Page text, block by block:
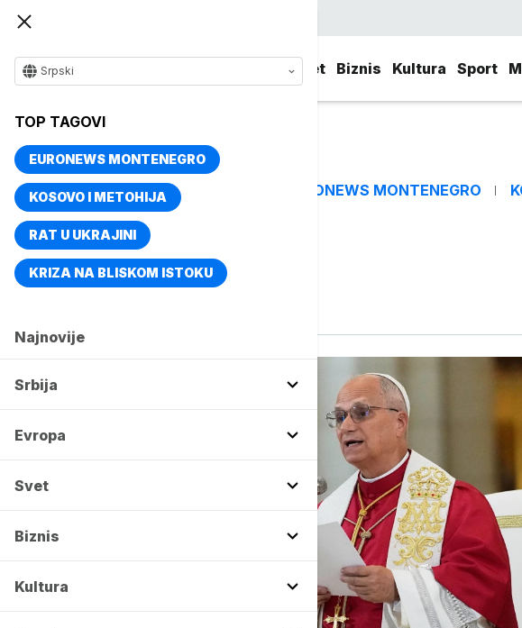
Svet Biznis Kultura Sport
Srpski
TOP TAGOVI
EURONEWS MONTENEGRO
KOSOVO I METOHIJA
RAT U UKRAJINI
KRIZA NA BLISKOM ISTOKU
Najnovije
Srbija
Evropa
Svet
Biznis
Kultura
TOP TAGOVI EURONEWS MONTENEGRO
Vise o temi
Diplomatija